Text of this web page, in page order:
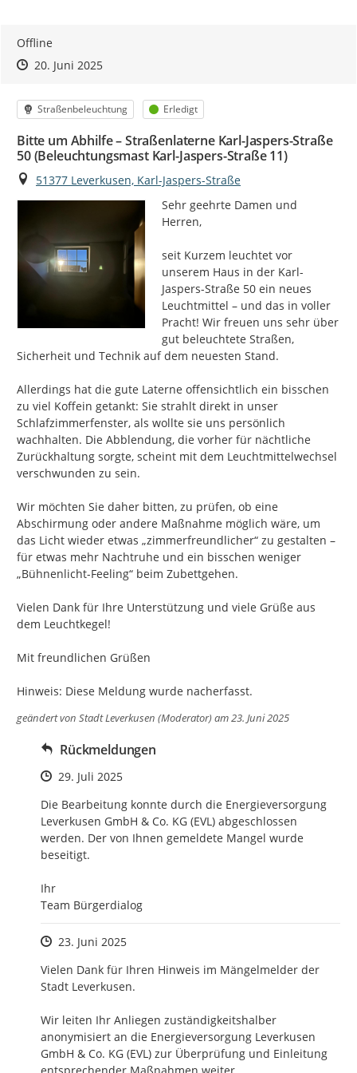
Offline
Zeitpunkt des Erstellens
Zeitpunkt des Erstellens
20. Juni 2025Zur Äußerung
Kategorie
Straßenbeleuchtung Status
Erledigt
Bitte um Abhilfe – Straßenlaterne Karl-Jaspers-Straße
50 (Beleuchtungsmast Karl-Jaspers-Straße 11)
Ort
51377 Leverkusen, Karl-Jaspers-Straße
Sehr geehrte Damen und
Herren,
seit Kurzem leuchtet vor
unserem Haus in der Karl-
Jaspers-Straße 50 ein neues
Leuchtmittel – und das in voller
Pracht! Wir freuen uns sehr über
gut beleuchtete Straßen,
Sicherheit und Technik auf dem neuesten Stand.
Allerdings hat die gute Laterne offensichtlich ein bisschen
zu viel Koffein getankt: Sie strahlt direkt in unser
Schlafzimmerfenster, als wollte sie uns persönlich
wachhalten. Die Abblendung, die vorher für nächtliche
Zurückhaltung sorgte, scheint mit dem Leuchtmittelwechsel
verschwunden zu sein.
Wir möchten Sie daher bitten, zu prüfen, ob eine
Abschirmung oder andere Maßnahme möglich wäre, um
das Licht wieder etwas „zimmerfreundlicher“ zu gestalten –
für etwas mehr Nachtruhe und ein bisschen weniger
„Bühnenlicht-Feeling“ beim Zubettgehen.
Vielen Dank für Ihre Unterstützung und viele Grüße aus
dem Leuchtkegel!
Mit freundlichen Grüßen
Hinweis: Diese Meldung wurde nacherfasst.
geändert von Stadt Leverkusen (Moderator)am 23. Juni 2025
Rückmeldungen
Zeitpunkt des Erstellens
29. Juli 2025
Die Bearbeitung konnte durch die Energieversorgung
Leverkusen GmbH & Co. KG (EVL) abgeschlossen
werden. Der von Ihnen gemeldete Mangel wurde
beseitigt.
Ihr
Team Bürgerdialog
Zeitpunkt des Erstellens
23. Juni 2025
Vielen Dank für Ihren Hinweis im Mängelmelder der
Stadt Leverkusen.
Wir leiten Ihr Anliegen zuständigkeitshalber
anonymisiert an die Energieversorgung Leverkusen
GmbH & Co. KG (EVL) zur Überprüfung und Einleitung